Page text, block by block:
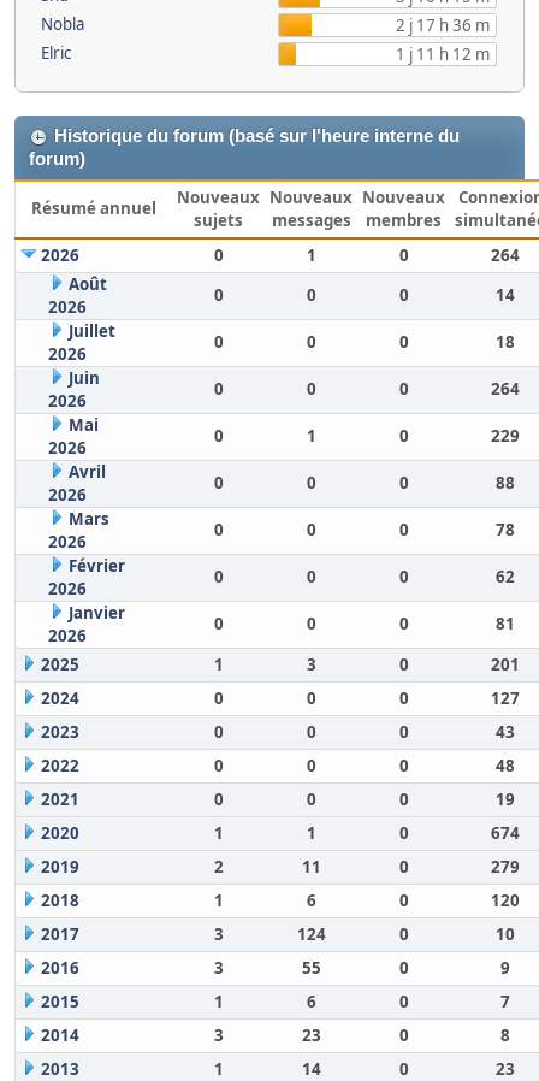
Nobla
2 j 17 h 36 m
Elric
1 j 11 h 12 m
Historique du forum (basé sur l'heure interne du
forum)
Résumé annuel
Nouveaux
sujets
Nouveaux
messages
Nouveaux
membres
2026
0 1 0
264
Août
2026
0 0 0
14
Juillet
2026
0 0 0
18
Juin
2026
0 0 0
264
Mai
2026
0 1 0
229
Avril
2026
0 0 0
88
Mars
2026
0 0 0
78
Février
2026
0 0 0
62
Janvier
2026
0 0 0
81
2025
1 3 0
201
2024
0 0 0
127
2023
0 0 0
43
2022
0 0 0
48
2021
0 0 0
19
2020
1 1 0
674
2019
2 11 0
279
2018
1 6 0
120
2017
3 124 0
10
2016
3 55 0
9
2015
1 6 0
7
2014
3 23 0
8
2013
1 14 0
23